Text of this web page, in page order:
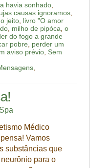
havia sonhado,
causas ignoramos,
jeito, livro "O amor
, milho de pipóca o
do fogo a grande
pobre
perder um
aviso prévio, Sem
,
Médico
Vamos
substâncias que
para o